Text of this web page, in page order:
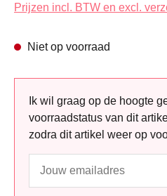
Prijzen incl. BTW en excl.
Niet op voorraad
Ik wil graag op de hoogte
voorraadstatus van dit
zodra dit artikel weer op